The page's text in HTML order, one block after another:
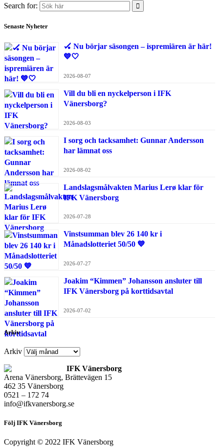
Search for:
Senaste Nyheter
🏑 Nu börjar säsongen – ispremiären är här!
💙🤍
2026-08-07
Vill du bli en nyckelperson i IFK
Vänersborg?
2026-08-03
I sorg och tacksamhet: Gunnar Andersson
har lämnat oss
2026-08-02
Landslagsmålvakten Marius Lerø klar för
IFK Vänersborg
2026-07-28
Vinstsumman blev 26 140 kr i
Månadslotteriet 50/50 💙
2026-07-27
Joakim “Kimmen” Johansson ansluter till
IFK Vänersborg på korttidsavtal
2026-07-02
Arkiv
Arkiv
IFK Vänersborg
Arena Vänersborg, Brättevägen 15
462 35 Vänersborg
0521 – 172 74
info@ifkvanersborg.se
Följ IFK Vänersborg
Copyright © 2022 IFK Vänersborg